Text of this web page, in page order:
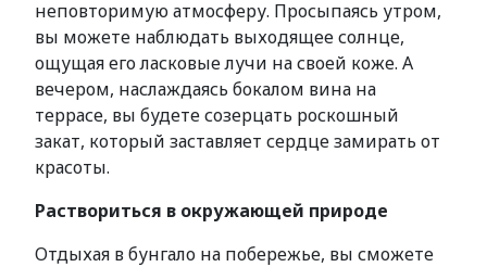
неповторимую атмосферу. Просыпаясь утром,
вы можете наблюдать выходящее солнце,
ощущая его ласковые лучи на своей коже. А
вечером, наслаждаясь бокалом вина на
террасе, вы будете созерцать роскошный
закат, который заставляет сердце замирать от
красоты.
Раствориться в окружающей природе
Отдыхая в бунгало на побережье, вы сможете